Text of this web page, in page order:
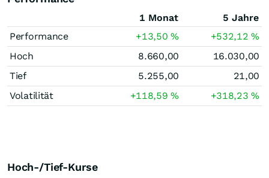
1 Monat
5 Jahre
Performance
+13,50% +532,12%
Hoch
8.660,00
16.030,00
Tief
5.255,00
21,00
Volatilität
+118,59% +318,23%
Hoch-/Tief-Kurse